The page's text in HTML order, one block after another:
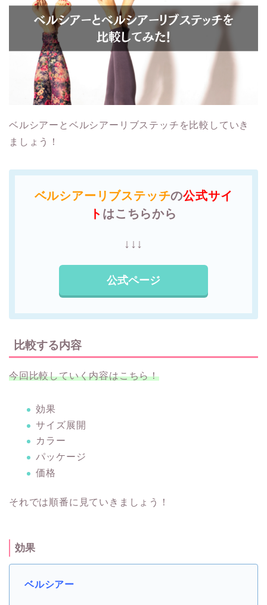
ベルシアーとベルシアーリブステッチを比較していき
ましょう！
ベルシアーリブステッチの公式サイ
ト はこちらから
↓↓↓
公式ページ
比較する内容
今回比較していく内容はこちら！
効果
サイズ展開
カラー
パッケージ
価格
それでは順番に見ていきましょう！
効果
ベルシアー